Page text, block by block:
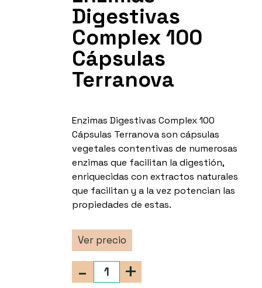
Digestivas
Complex 100
Cápsulas
Terranova
Enzimas Digestivas Complex 100
Cápsulas Terranova son cápsulas
vegetales contentivas de numerosas
enzimas que facilitan la digestión,
enriquecidas con extractos naturales
que facilitan y a la vez potencian las
propiedades de estas.
Ver precio
+
-